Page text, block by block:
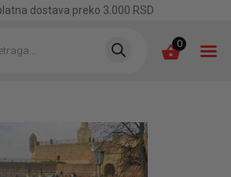
dostava preko 3.000 RSD
0